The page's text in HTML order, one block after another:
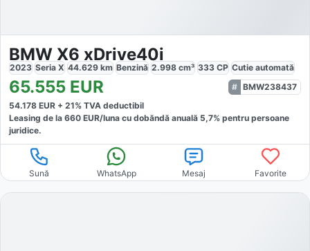
BMW X6 xDrive40i
2023 Seria X 44.629 km Benzină 2.998 cm³ 333 CP Cutie automată
65.555 EUR
BMW238437
54.178 EUR + 21% TVA deductibil
Leasing de la 660 EUR/luna cu dobăndă anuală 5,7% pentru persoane
juridice.
Sună WhatsApp Mesaj Favorite